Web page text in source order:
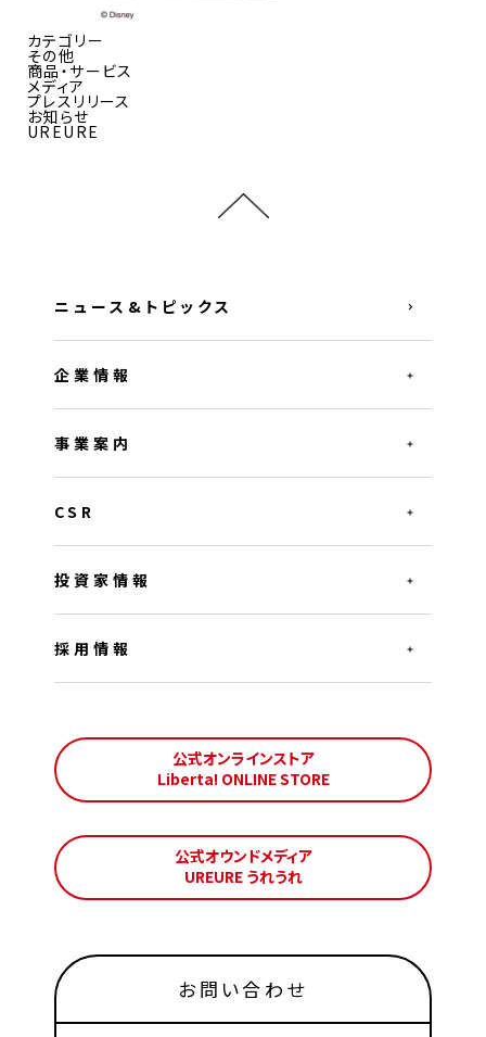
カテゴリー
その他
商品・サービス
メディア
プレスリリース
お知らせ
UREURE
ニュース&トピックス
企業情報
事業案内
CSR
投資家情報
採用情報
公式オンラインストア
Liberta! ONLINE STORE
公式オウンドメディア
UREURE うれうれ
お問い合わせ